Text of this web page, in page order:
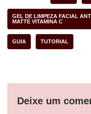
GEL DE LIMPEZA FACIAL
MATTE VITAMINA C
GUIA TUTORIAL
Deixe um